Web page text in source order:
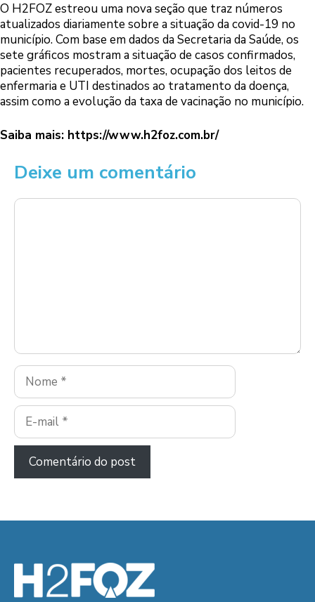
O H2FOZ estreou uma nova seção que traz números
atualizados diariamente sobre a situação da covid-19 no
município. Com base em dados da Secretaria da Saúde, os
sete gráficos mostram a situação de casos confirmados,
pacientes recuperados, mortes, ocupação dos leitos de
enfermaria e UTI destinados ao tratamento da doença,
assim como a evolução da taxa de vacinação no município.
Saiba mais: https://www.h2foz.com.br/
Deixe um comentário
Comentário
Nome
E-
mail